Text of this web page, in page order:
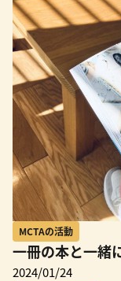
MCTAの活動
一冊の本と一緒
2024/01/24